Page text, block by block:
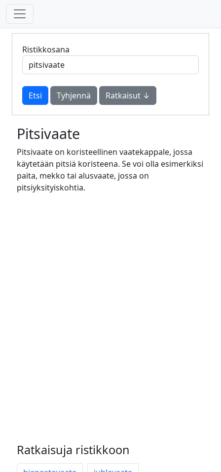
Ristikkosana
Tyhjennä Ratkaisut ↓
Pitsivaate
Pitsivaate on koristeellinen vaatekappale, jossa
käytetään pitsiä koristeena. Se voi olla esimerkiksi
paita, mekko tai alusvaate, jossa on
pitsiyksityiskohtia.
Ratkaisuja ristikkoon